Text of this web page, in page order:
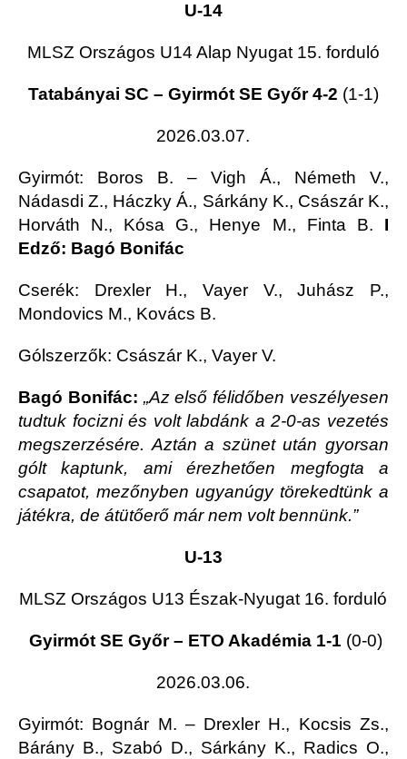
U-14
MLSZ Országos U14 Alap Nyugat 15. forduló
Tatabányai SC – Gyirmót SE Győr 4-2 (1-1)
2026.03.07.
Gyirmót: Boros B. – Vigh Á., Németh V.,
Nádasdi Z., Háczky Á., Sárkány K., Császár K.,
Horváth N., Kósa G., Henye M., Finta B. I
Edző: Bagó Bonifác
Cserék: Drexler H., Vayer V., Juhász P.,
Mondovics M., Kovács B.
Gólszerzők: Császár K., Vayer V.
Bagó Bonifác: „Az első félidőben veszélyesen
tudtuk focizni és volt labdánk a 2-0-as vezetés
megszerzésére. Aztán a szünet után gyorsan
gólt kaptunk, ami érezhetően megfogta a
csapatot, mezőnyben ugyanúgy törekedtünk a
játékra, de átütőerő már nem volt bennünk.”
U-13
MLSZ Országos U13 Észak-Nyugat 16. forduló
Gyirmót SE Győr – ETO Akadémia 1-1 (0-0)
2026.03.06.
Gyirmót: Bognár M. – Drexler H., Kocsis Zs.,
Bárány B., Szabó D., Sárkány K., Radics O.,